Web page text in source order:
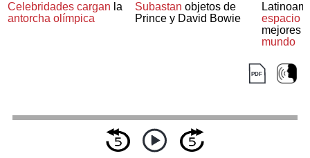
Celebridades cargan la
antorcha olímpica
Subastan objetos de
Prince y David Bowie
espacio
mejores
mundo